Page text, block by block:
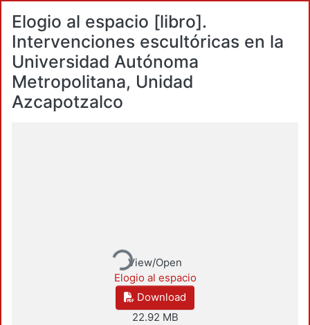
Elogio al espacio [libro].
Intervenciones escultóricas en la
Universidad Autónoma
Metropolitana, Unidad
Azcapotzalco
Loading...View/Open
Elogio al espacio
Download
22.92 MB